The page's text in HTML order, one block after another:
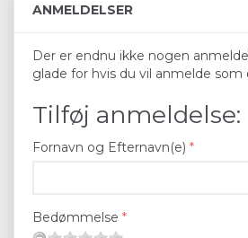
ANMELDELSER
Der er endnu ikke nogen
glade for hvis du vil anmelde som
Tilføj anmeldelse:
Fornavn og Efternavn(e)
Bedømmelse